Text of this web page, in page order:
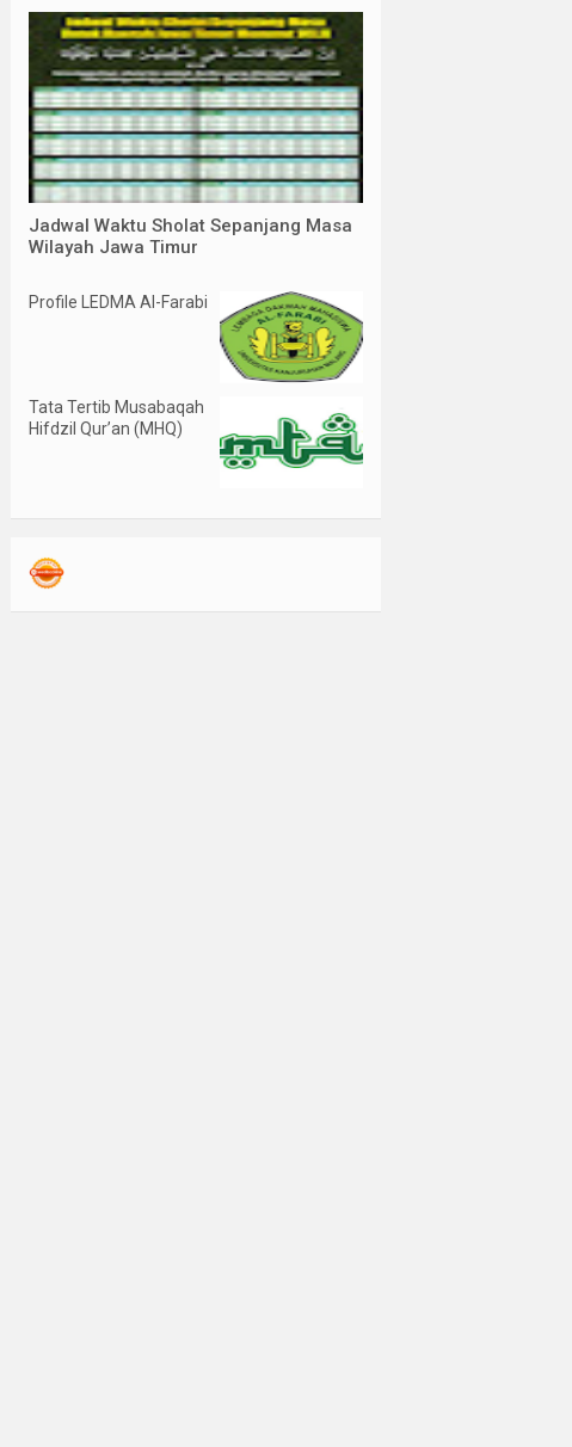
Jadwal Waktu Sholat Sepanjang Masa
Wilayah Jawa Timur
Profile LEDMA Al-Farabi
Tata Tertib Musabaqah
Hifdzil Qur’an (MHQ)